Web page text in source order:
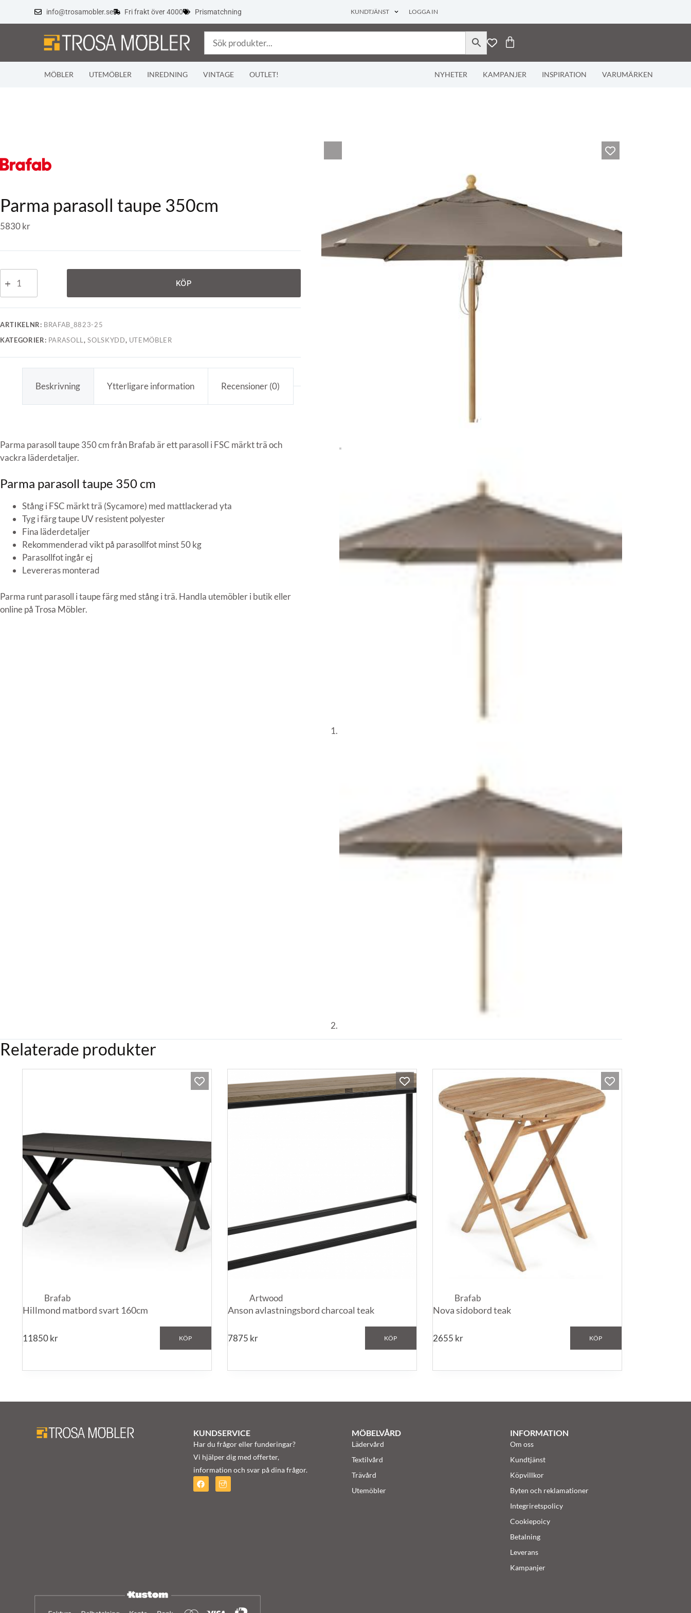
info@trosamobler.se Fri frakt över 4000 Prismatchning KUNDTJÄNST LOGGA IN
MÖBLER UTEMÖBLER INREDNING VINTAGE OUTLET! NYHETER KAMPANJER INSPIRATION VARUMÄRKEN
Parma parasoll taupe 350cm
5830kr
KÖP
ARTIKELNR: BRAFAB_8823-25
KATEGORIER: PARASOLL,SOLSKYDD, UTEMÖBLER
Beskrivning Ytterligare information Recensioner (0)
Parma parasoll taupe 350 cm från Brafab är ett parasoll i FSC märkt trä och
vackra läderdetaljer.
Parma parasoll taupe 350 cm
Stång i FSC märkt trä (Sycamore) med mattlackerad yta
Tyg i färg taupe UV resistent polyester
Fina läderdetaljer
Rekommenderad vikt på parasollfot minst 50 kg
Parasollfot ingår ej
Levereras monterad
Parma runt parasoll i taupe färg med stång i trä. Handla utemöbler i butik eller
online på Trosa Möbler.
Relaterade produkter
Brafab
Hillmond matbord svart 160cm
11850kr KÖP
Artwood
Anson avlastningsbord charcoal teak
7875 kr KÖP
Brafab
Nova sidobord teak
2655 kr KÖP
KUNDSERVICE
Har du frågor eller funderingar?
Vi hjälper dig med offerter,
information och svar på dina frågor.
MÖBELVÅRD
Lädervård
Textilvård
Trävård
Utemöbler
INFORMATION
Om oss
Kundtjänst
Köpvillkor
Byten och reklamationer
Integriretspolicy
Cookiepoicy
Betalning
Leverans
Kampanjer